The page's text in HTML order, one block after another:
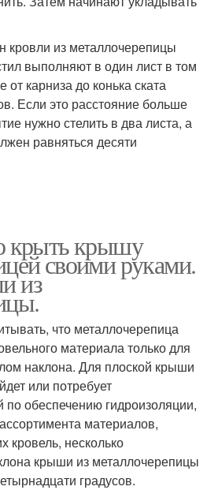
кровли из металлочерепицы
выполняют в один лист в том
от карниза до конька ската
Если это расстояние больше
нужно стелить в два листа, а
равняться десяти
крыть крышу
своими руками.
из
что металлочерепица
материала только для
наклона. Для плоской крыши
или потребует
по обеспечению гидроизоляции,
материалов,
кровель, несколько
крыши из металлочерепицы
градусов.